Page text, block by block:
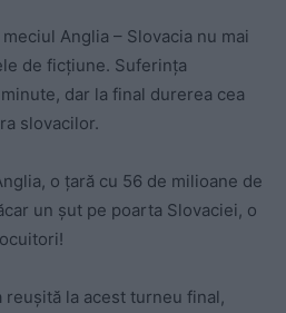
Anglia – Slovacia nu mai
de ficțiune. Suferința
dar la final durerea cea
slovacilor.
o țară cu 56 de milioane de
un șut pe poarta Slovaciei, o
reușită la acest turneu final,